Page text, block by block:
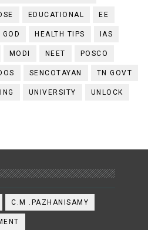
EDUCATIONAL EE
GOD HEALTH TIPS IAS
MODI NEET POSCO
SENCOTAYAN TN GOVT
UNIVERSITY UNLOCK
C.M .PAZHANISAMY